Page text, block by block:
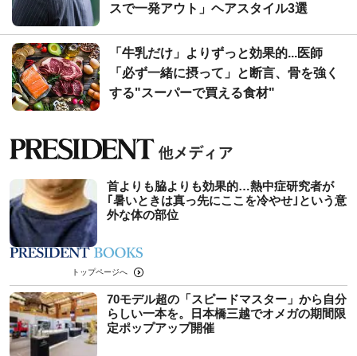
スで一発アウト」ヘアスタイル3選
「牛乳だけ」よりずっと効果的...医師
「必ず一緒に摂って」と断言、骨を強く
する"スーパーで買える食材"
首よりも脇よりも効果的…熱中症研究者が
｢暑いときは真っ先にここを冷やせ｣という意
外な体の部位
トップページへ
70モデル超の「スピードマスター」から自分
らしい一本を。日本橋三越でオメガの期間限
定ポップアップ開催